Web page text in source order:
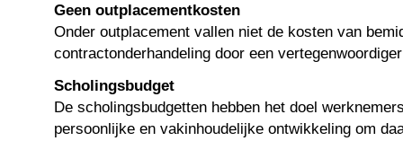
Geen outplacementkosten
Onder outplacement vallen niet de kosten van
contractonderhandeling door een
Scholingsbudget
De scholingsbudgetten hebben het doel
persoonlijke en vakinhoudelijke ontwikkeling om